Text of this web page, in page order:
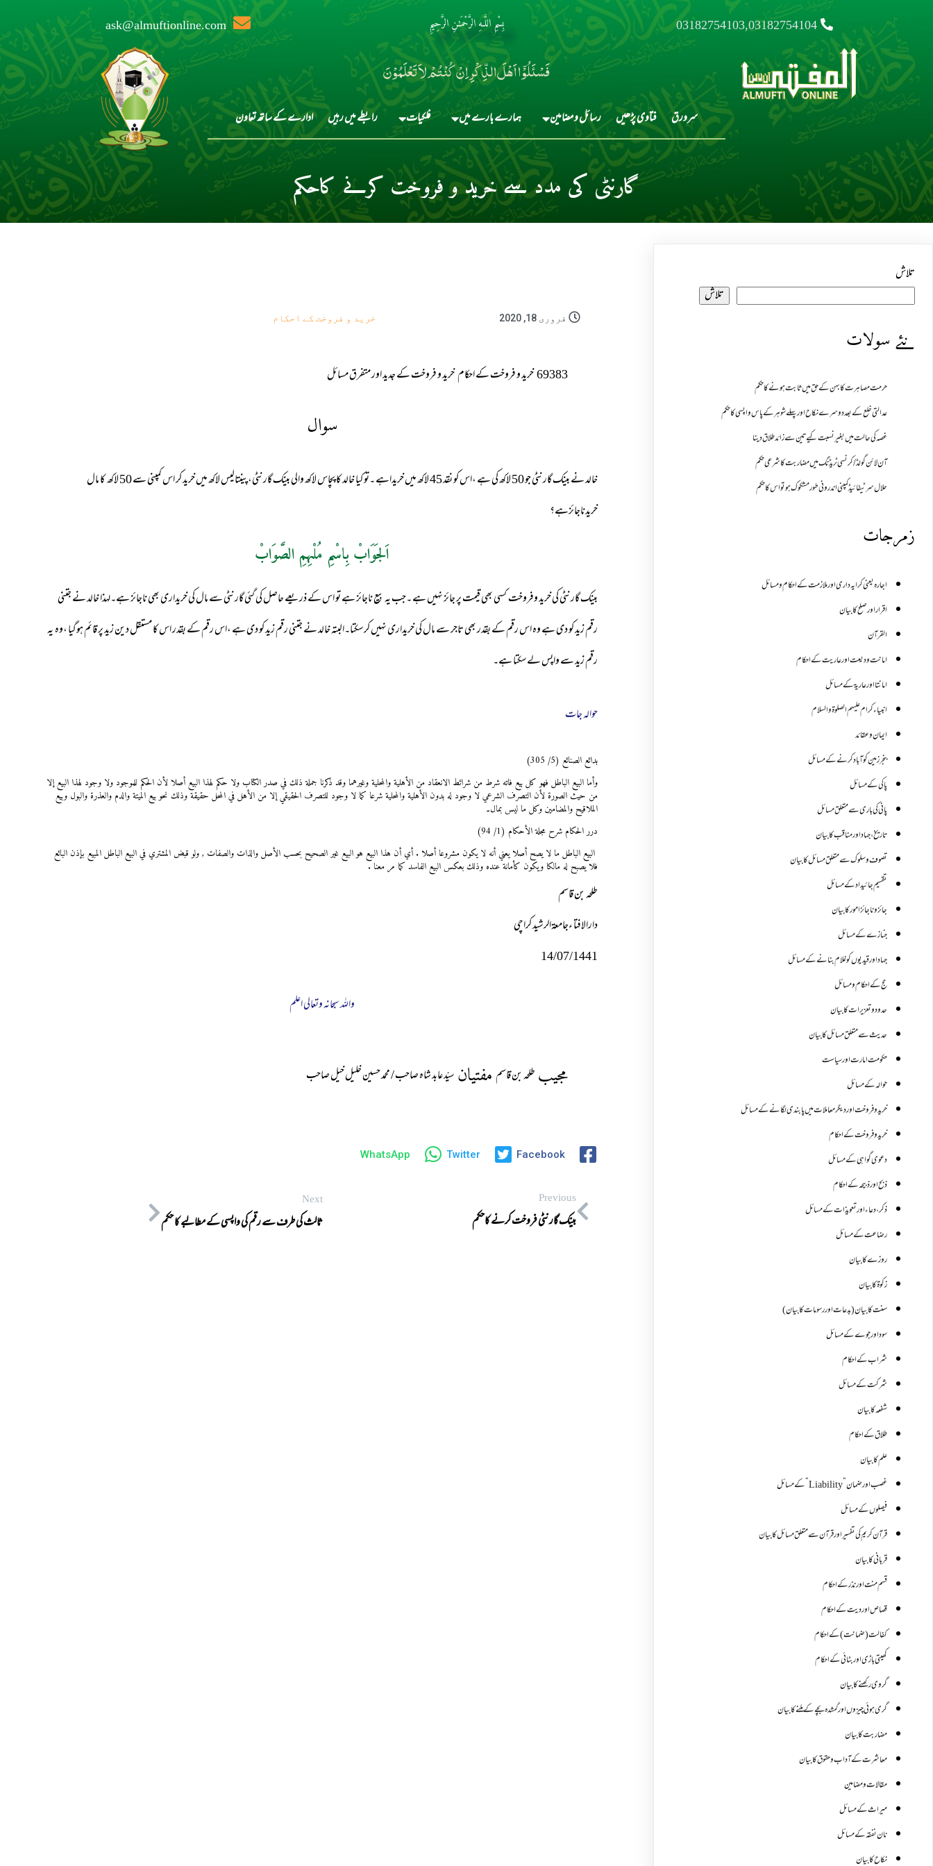
03182754103,03182754104 بِسْمِ اللَّـهِ الرَّحْمَـٰنِ الرَّحِيمِ ask@almuftionline.com
فَسْئَلُوْٓا اَہْلَ الذِّکْرِ اِنْ کُنْتُمْ لاَ تَعْلَمُوْنَ
سرورق فتاوی پڑھیں رسائل و مضامین ہمارے بارے میں فلکیات رابطے میں رہیں ادارے کے ساتھ تعاون
گارنٹی کی مدد سے خرید و فروخت کرنے کاحکم
فروری 18, 2020 خرید و فروخت کے احکام
69383خرید و فروخت کے احکامخرید و فروخت کے جدید اور متفرق مسائل
سوال
خالد نے بینک گارنٹی جو 50 لاکھ کی ہے ،اس کو نقد 45 لاکھ میں خریداہے ۔تو کیا خالد کا پچاس لاکھ والی بینک گارنٹی،پینتالیس لاکھ میں خرید کر اس کمپنی سے 50 لاکھ کا مال
خریدناجائزہے؟
اَلجَوَابْ بِاسْمِ مُلْہِمِ الصَّوَابْ
بینک گارنٹی کی خرید وفروخت کسی بھی قیمت پر جائز نہیں ہے ۔جب یہ بیع ناجائز ہے تو اس کے ذریعے حاصل کی گئی گارنٹی سے مال کی خریداری بھی ناجائز ہے۔لہذا خالد نے جتنی
رقم زید کو دی ہے وہ اس رقم کے بقدر بھی تاجر سے مال کی خریداری نہیں کرسکتا۔البتہ خالد نے جتنی رقم زید کو دی ہے ،اس رقم کے بقدر اس کا مستقل دین زید پر قائم ہوگیا ،وہ یہ
رقم زید سے واپس لےسکتا ہے۔
حوالہ جات
بدائع الصنائع (5/ 305)
وأما البيع الباطل فهو كل بيع فاته شرط من شرائط الانعقاد من الأهلية والمحلية وغيرهما وقد ذكرنا جملة ذلك في صدر الكتاب ولا حكم لهذا البيع أصلا لأن الحكم للموجود ولا وجود لهذا البيع إلا
من حيث الصورة لأن التصرف الشرعي لا وجود له بدون الأهلية والمحلية شرعا كما لا وجود للتصرف الحقيقي إلا من الأهل في المحل حقيقة وذلك نحو بيع الميتة والدم والعذرة والبول وبيع
الملاقيح والمضامين وكل ما ليس بمال۔
درر الحكام شرح مجلة الأحكام (1/ 94)
البيع الباطل ما لا يصح أصلا يعني أنه لا يكون مشروعا أصلا . أي أن هذا البيع هو البيع غير الصحيح بحسب الأصل والذات والصفات , ولو قبض المشتري في البيع الباطل المبيع بإذن البائع
فلا يصبح له مالكا ويكون كأمانة عنده وذلك بعكس البيع الفاسد كما مر معنا .
طلحہ بن قاسم
دارالافتا ءجامعۃالرشید کراچی
14/07/1441
واللہ سبحانہ وتعالی اعلم
مجیب طلحہ بن قاسم مفتیان سیّد عابد شاہ صاحب / محمد حسین خلیل خیل صاحب
Facebook
Twitter
WhatsApp
Previous
بینک گارنٹی فروخت کرنے کاحکم
Next
ثالث کی طرف سے رقم کی واپسی کے مطالبے کا حکم
تلاش
تلاش
نئے سولات
حرمت مصاہرت کا بہن کے حق میں ثابت ہونے کا حکم
عدالتی خلع کے بعد دوسرے نکاح اور پہلے شوہر کے پاس واپسی کا حکم
غصہ کی حالت میں بغیر نسبت کیے تین سے زائد طلاق دینا
آن لائن گولڈ /کرنسی ٹریڈنگ میں مضاربت کا شرعی حکم
حلال سرٹیفائیڈ کمپنی اندرونی طور مشکوک ہو تو اس کا حکم
زمرجات
اجارہ یعنی کرایہ داری اور ملازمت کے احکام و مسائل
اقرار اور صلح کا بیان
القرآن
امانت ودیعت اورعاریت کے احکام
امانتا اور عاریة کے مسائل
انبیاء کرام علیہم الصلوۃ والسلام
ایمان وعقائد
بنجر زمین کو آباد کرنے کے مسائل
پاکی کے مسائل
پانی کی باری سے متعلق مسائل
تاریخ،جہاد اور مناقب کا بیان
تصوف و سلوک سے متعلق مسائل کا بیان
تقسیم جائیداد کے مسائل
جائز و ناجائزامور کا بیان
جنازے کےمسائل
جہاد اور قیدیوں کو غلام بنانے کے مسائل
حج کے احکام ومسائل
حدود و تعزیرات کا بیان
حدیث سے متعلق مسائل کا بیان
حکومت امارت اور سیاست
حوالہ کے مسائل
خرید و فروخت اور دیگر معاملات میں پابندی لگانے کے مسائل
خرید و فروخت کے احکام
دعوی گواہی کے مسائل
ذبح اور ذبیحہ کے احکام
ذکر،دعاء اور تعویذات کے مسائل
رضاعت کے مسائل
روزے کا بیان
زکوة کابیان
سنت کا بیان (بدعات اور رسومات کا بیان)
سود اور جوے کے مسائل
شراب کے احکام
شرکت کے مسائل
شفعہ کا بیان
طلاق کے احکام
علم کا بیان
غصب اورضمان”Liability” کے مسائل
فیصلوں کے مسائل
قرآن کریم کی تفسیر اور قرآن سے متعلق مسائل کا بیان
قربانی کا بیان
قسم منت اور نذر کے احکام
قصاص اور دیت کے احکام
کفالت (ضمانت) کے احکام
کھیتی باڑی اور بٹائی کے احکام
گروی رکھنے کا بیان
گری ہوئی چیزوں اورگمشدہ بچے کے ملنے کا بیان
مضاربت کا بیان
معاشرت کے آداب و حقوق کا بیان
مقالات ومضامین
میراث کے مسائل
نان نفقہ کے مسائل
نکاح کا بیان